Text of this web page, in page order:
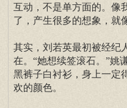
互动，不是单方面的。像
了，产生很多的想象，就
其实，刘若英最初被经纪
在。“她想续签滚石。”姚
黑裤子白衬衫，身上一
欢的颜色。